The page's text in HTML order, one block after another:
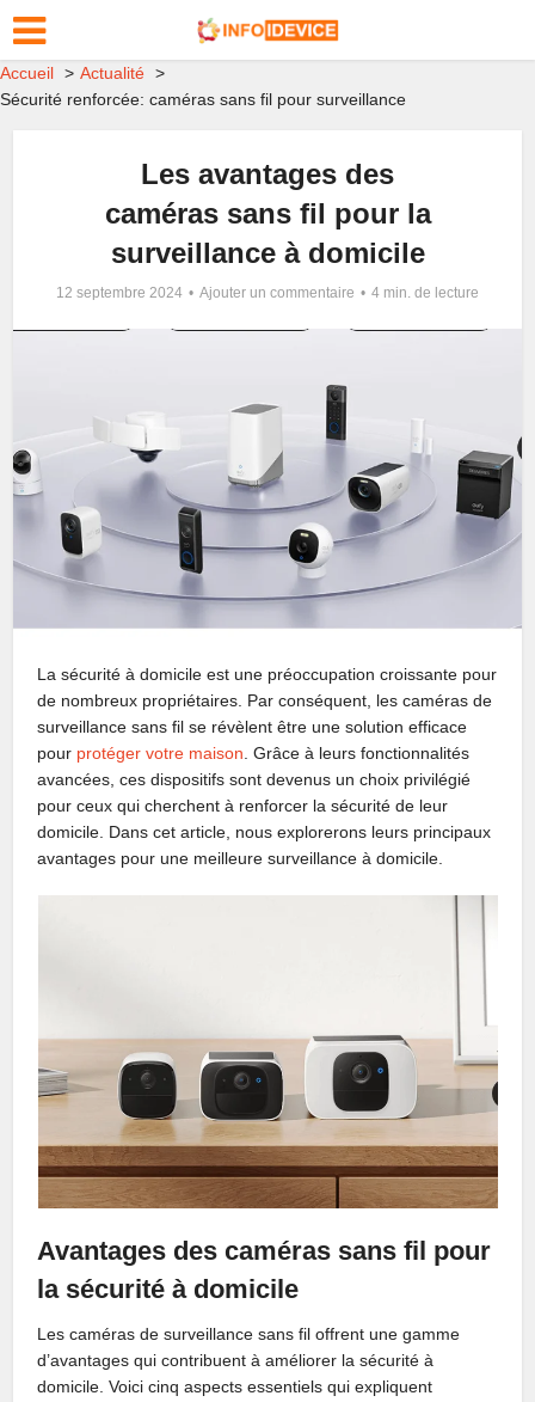
Accueil
Actualité
Sécurité renforcée: caméras sans fil pour surveillance
Les avantages des
caméras sans fil pour la
surveillance à domicile
12 septembre 2024 Ajouter un commentaire 4 min. de lecture
La sécurité à domicile est une préoccupation croissante pour
de nombreux propriétaires. Par conséquent, les caméras de
surveillance sans fil se révèlent être une solution efficace
pour protéger votre maison. Grâce à leurs fonctionnalités
avancées, ces dispositifs sont devenus un choix privilégié
pour ceux qui cherchent à renforcer la sécurité de leur
domicile. Dans cet article, nous explorerons leurs principaux
avantages pour une meilleure surveillance à domicile.
Avantages des caméras sans fil pour
la sécurité à domicile
Les caméras de surveillance sans fil offrent une gamme
d’avantages qui contribuent à améliorer la sécurité à
domicile. Voici cinq aspects essentiels qui expliquent